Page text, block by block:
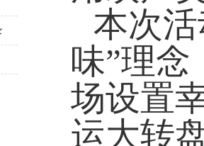
本次
味”理
场设置
运大转